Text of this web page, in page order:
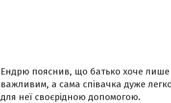
Ендрю пояснив, що батько хоче лише
важливим, а сама співачка дуже
для неї своєрідною допомогою.